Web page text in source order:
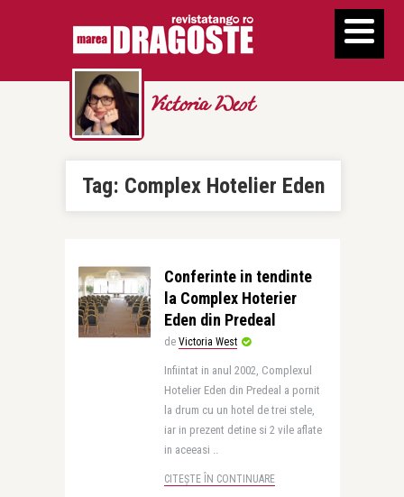
Victoria West
Tag: Complex Hotelier Eden
Conferinte in tendinte
la Complex Hoterier
Eden din Predeal
de Victoria West
Infiintat in anul 2002, Complexul
Hotelier Eden din Predeal a pornit
la drum cu un hotel de trei stele,
iar in prezent detine si 2 vile aflate
in aceeasi ..
CITEȘTE ÎN CONTINUARE